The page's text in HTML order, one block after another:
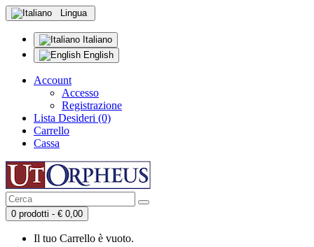
Lingua
Italiano
English
Account
Accesso
Registrazione
Lista Desideri (0)
Carrello
Cassa
0 prodotti - € 0,00
Il tuo Carrello è vuoto.